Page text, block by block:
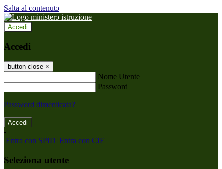
Salta al contenuto
Accedi
Accedi
button close ×
Nome Utente
Password
Password dimenticata?
-
Entra con SPID Entra con CIE
Seleziona utente